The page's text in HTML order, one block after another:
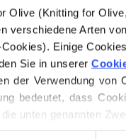
Olive (Knitting for
verschiedene Arten
Cookies). Einige
Sie in unserer
der Verwendung von
bedeutet, dass
die unten genannten
Ihre Einwilligung
PRODUKT